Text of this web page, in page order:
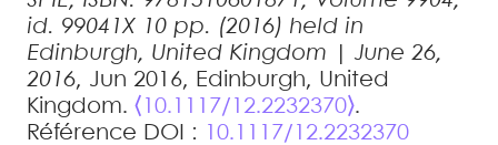
id. 99041X 10 pp. (2016) held in
Edinburgh, United Kingdom | June 26,
2016, Jun 2016, Edinburgh, United
Kingdom. ⟨10.1117/12.2232370⟩.
Référence DOI :
10.1117/12.2232370